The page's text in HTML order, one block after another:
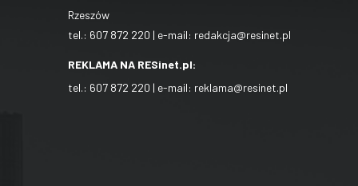
Rzeszów
tel.: 607 872 220 | e-mail: redakcja@resinet.pl
REKLAMA NA RESinet.pl:
tel.: 607 872 220 | e-mail: reklama@resinet.pl